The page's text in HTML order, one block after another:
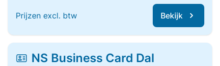
Prijzen excl. btw Bekijk
NS Business Card Dal